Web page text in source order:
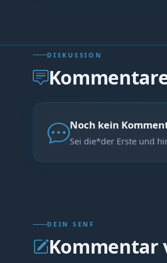
DISKUSSION
Noch kein
Sei die*der Erste und
DEIN SENF
Kommentar